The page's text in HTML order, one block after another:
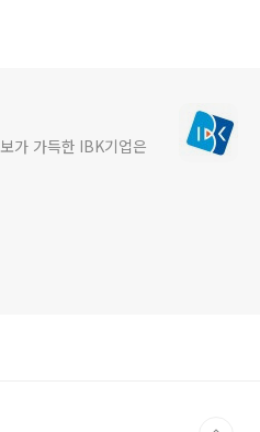
가 가득한 IBK기업은